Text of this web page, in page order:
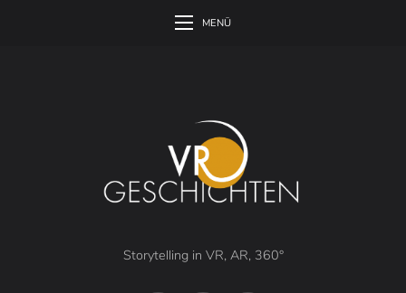
MENÜ
Storytelling in VR, AR, 360°